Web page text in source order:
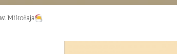
Mikołaja